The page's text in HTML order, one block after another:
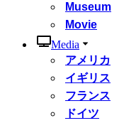
Museum
Movie
Media
アメリカ
イギリス
フランス
ドイツ